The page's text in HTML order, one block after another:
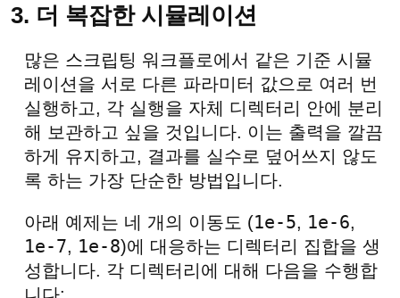
3. 더 복잡한 시뮬레이션
많은 스크립팅 워크플로에서 같은 기준 시뮬
레이션을 서로 다른 파라미터 값으로 여러 번
실행하고, 각 실행을 자체 디렉터리 안에 분리
해 보관하고 싶을 것입니다. 이는 출력을 깔끔
하게 유지하고, 결과를 실수로 덮어쓰지 않도
록 하는 가장 단순한 방법입니다.
아래 예제는 네 개의 이동도 (1e-5, 1e-6,
1e-7, 1e-8)에 대응하는 디렉터리 집합을 생
성합니다. 각 디렉터리에 대해 다음을 수행합